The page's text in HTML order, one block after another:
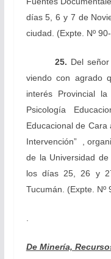
días 5, 6 y 7 de
ciudad. (Expte. Nº
25. Del
viendo con agrado
interés Provincial
Psicología
Educacional de Cara
Intervención” ,
de la Universidad
los días 25, 26 y
Tucumán. (Expte. Nº
.
De Minería,